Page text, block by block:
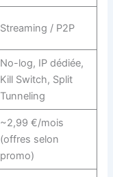
Streaming / P2P
No-log, IP dédiée,
Kill Switch, Split
Tunneling
~2,99 €/mois
(offres selon
promo)